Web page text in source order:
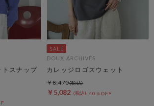
トスナップ
DOUX ARCHIVES
カレッジロゴスウェット
￥5,082 40％OFF
￥8,470